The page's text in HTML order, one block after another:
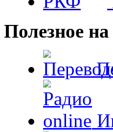
Полезное